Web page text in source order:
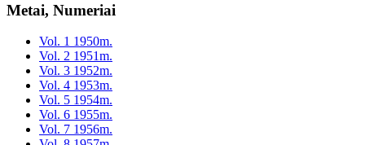
Metai, Numeriai
Vol. 1 1950m.
Vol. 2 1951m.
Vol. 3 1952m.
Vol. 4 1953m.
Vol. 5 1954m.
Vol. 6 1955m.
Vol. 7 1956m.